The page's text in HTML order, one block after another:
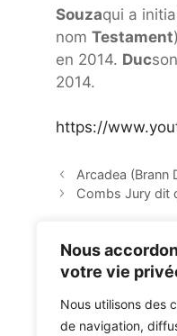
Nous
votre vie
Nous utilisons des
de navigation,
Souzaqui a
nom Testament
en 2014. Duc
2014.
https://
Arcadea (Brann
Combs Jury dit